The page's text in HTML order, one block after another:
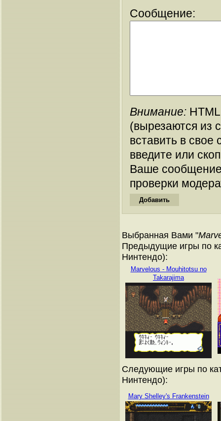
Сообщение:
Внимание:
(вырезаются из
вставить в
введите или
Ваше
проверки
Выбранная Вами "
Предыдущие игры по
Нинтендо):
Marvelous - Mouhitotsu no
Takarajima
Следующие игры по
Нинтендо):
Mary Shelley's Frankenstein